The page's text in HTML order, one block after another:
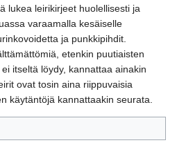
lukea leirikirjeet huolellisesti ja
varaamalla kesäiselle
ja punkkipihdit.
etenkin puutiaisten
itseltä löydy, kannattaa ainakin
ovat tosin aina riippuvaisia
käytäntöjä kannattaakin seurata.